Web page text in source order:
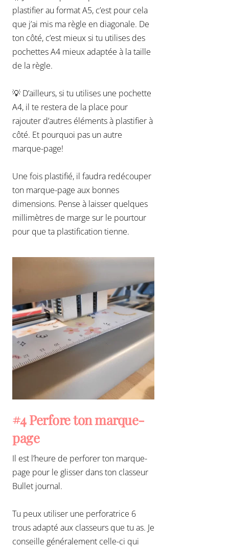
plastifier au format A5, c’est pour cela
que j’ai mis ma règle en diagonale. De
ton côté, c’est mieux si tu utilises des
pochettes A4 mieux adaptée à la taille
de la règle.
💡 D’ailleurs, si tu utilises une pochette
A4, il te restera de la place pour
rajouter d’autres éléments à plastifier à
côté. Et pourquoi pas un autre
marque-page!
Une fois plastifié, il faudra redécouper
ton marque-page aux bonnes
dimensions. Pense à laisser quelques
millimètres de marge sur le pourtour
pour que ta plastification tienne.
#4 Perfore ton marque-
page
Il est l’heure de perforer ton marque-
page pour le glisser dans ton classeur
Bullet journal.
Tu peux utiliser une perforatrice 6
trous adapté aux classeurs que tu as. Je
conseille généralement celle-ci qui